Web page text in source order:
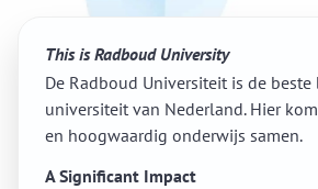
This is Radboud University
De Radboud Universiteit is de beste
universiteit van Nederland. Hier
en hoogwaardig onderwijs samen.
A Significant Impact